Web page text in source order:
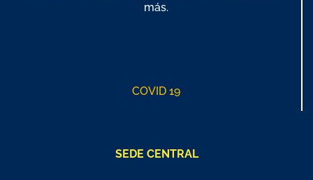
más.
COVID 19
SEDE CENTRAL